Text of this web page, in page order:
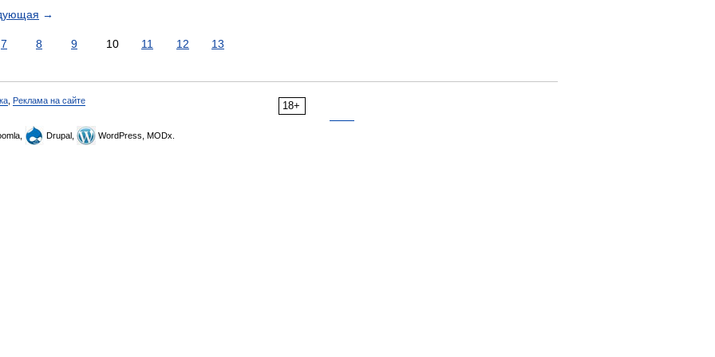
→
7 8 9 10 11 12 13
18+
Реклама на сайте
Drupal, WordPress, MODx.